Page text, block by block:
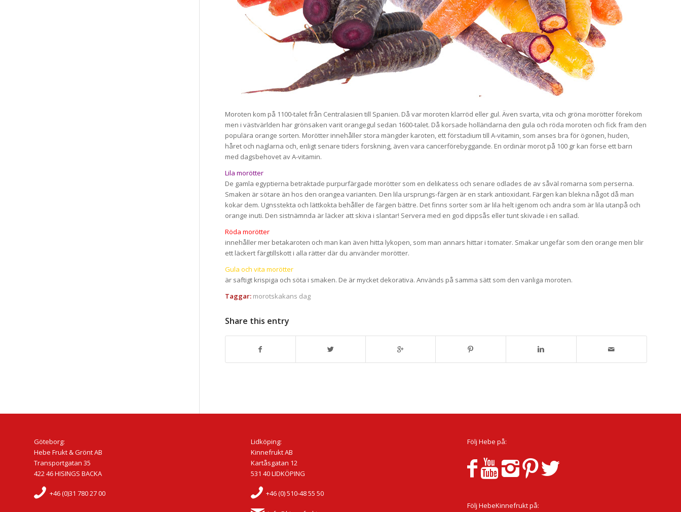
Moroten kom på 1100-talet från Centralasien till Spanien. Då var moroten klarröd eller gul. Även svarta, vita och gröna morötter förekom
men i västvärlden har grönsaken varit orangegul sedan 1600-talet. Då korsade holländarna den gula och röda moroten och fick fram den
populära orange sorten. Morötter innehåller stora mängder karoten, ett förstadium till A-vitamin, som anses bra för ögonen, huden,
håret och naglarna och, enligt senare tiders forskning, även vara cancerförebyggande. En ordinär morot på 100 gr kan förse ett barn
med dagsbehovet av A-vitamin.
Lila morötter
De gamla egyptierna betraktade purpurfärgade morötter som en delikatess och senare odlades de av såväl romarna som perserna.
Smaken är sötare än hos den orangea varianten. Den lila ursprungs-färgen är en stark antioxidant. Färgen kan blekna något då man
kokar dem. Ugnsstekta och lättkokta behåller de färgen bättre. Det finns sorter som är lila helt igenom och andra som är lila utanpå och
orange inuti. Den sistnämnda är läcker att skiva i slantar! Servera med en god dippsås eller tunt skivade i en sallad.
Röda morötter
innehåller mer betakaroten och man kan även hitta lykopen, som man annars hittar i tomater. Smakar ungefär som den orange men blir
ett läckert färgtillskott i alla rätter där du använder morötter.
Gula och vita morötter
är saftigt krispiga och söta i smaken. De är mycket dekorativa. Används på samma sätt som den vanliga moroten.
Taggar: morotskakans dag
Share this entry
Göteborg:
Hebe Frukt & Grönt AB
Transportgatan 35
422 46 HISINGS BACKA
+46 (0)31 780 27 00
Lidköping:
Kinnefrukt AB
Kartåsgatan 12
531 40 LIDKÖPING
+46 (0) 510-48 55 50
Följ Hebe på:
Följ HebeKinnefrukt på: